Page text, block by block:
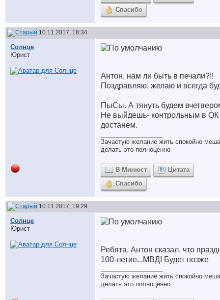
Спасибо
10.11.2017, 18:34
Солнце
Юрист
Антон, нам ли быть в печали?!!
Поздравляю, желаю и всегда
ПыСы. А тянуть будем
Не выйдешь- контрольным в ОК
достанем.
Зачастую желание жить спокойно
делать это полноценно
В Минюст
Цитата
Спасибо
10.11.2017, 19:29
Солнце
Юрист
Ребята, Антон сказал, что
100-летие...МВД! Будет позже
Зачастую желание жить спокойно
делать это полноценно